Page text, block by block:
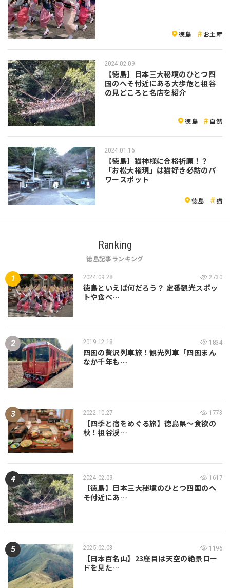
徳島 お土産
2024.02.09
【徳島】日本三大秘境のひとつ四
国のへそ付近にある大歩危と祖谷
の見どころと名店を紹介
徳島 自然
2024.01.16
【徳島】猫神様に合格祈願！？
「お松大権現」は猫好き必訪のパ
ワースポット
徳島 猫
Ranking
徳島記事ランキング
2024.09.28 2730
徳島といえば何だろう？ 定番観光スポッ
トや食べ…
2019.12.18 1834
四国の贅沢列車旅！観光列車「四国まん
なか千年も…
2022.10.27 1773
【四季と宿をめぐる旅】徳島県〜食欲の
秋！祖谷渓…
2024.02.09 1617
【徳島】日本三大秘境のひとつ四国のへ
そ付近にあ…
2025.02.03 1196
【日本百名山】23座目は天空の絶景ロー
ドを見た…